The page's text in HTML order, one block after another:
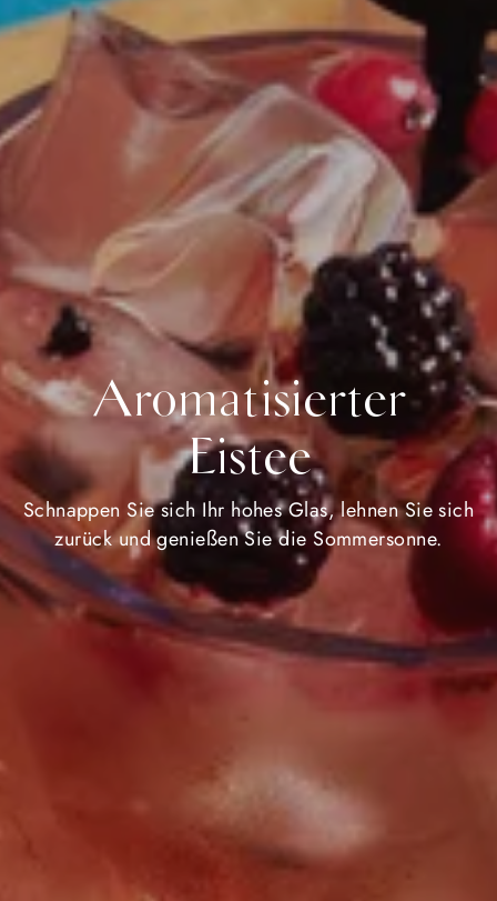
Aromatisierter
Eistee
Schnappen Sie sich Ihr hohes Glas, lehnen Sie sich
zurück und genießen Sie die Sommersonne.